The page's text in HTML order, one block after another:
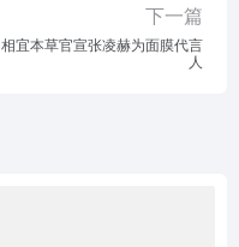
下一篇
相宜本草官宣张凌赫为面膜代言
人